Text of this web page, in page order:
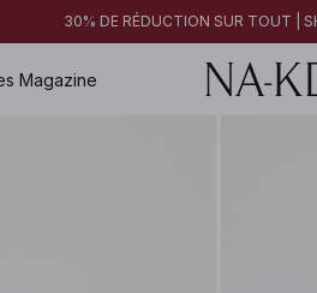
30% DE RÉDUCTION SUR TOUT |
Magazine